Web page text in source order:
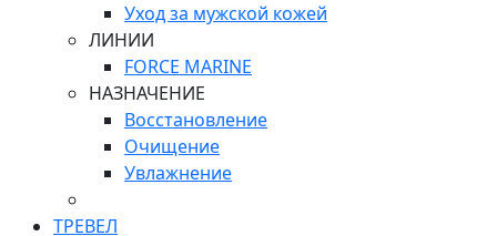
Уход за мужской кожей
ЛИНИИ
FORCE MARINE
НАЗНАЧЕНИЕ
Восстановление
Очищение
Увлажнение
ТРЕВЕЛ